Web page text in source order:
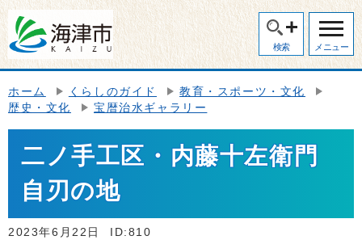
検索 メニュー
ホーム くらしのガイド
教育・スポーツ・文化
歴史・文化
宝暦治水ギャラリー
二ノ手工区・内藤十左衛門
自刃の地
2023年6月22日 ID:810